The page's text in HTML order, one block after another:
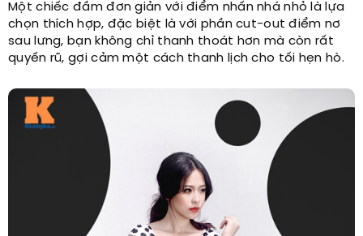
Một chiếc đầm đơn giản với điểm nhấn nhá nhỏ là lựa
chọn thích hợp, đặc biệt là với phần cut-out điểm nơ
sau lưng, bạn không chỉ thanh thoát hơn mà còn rất
quyến rũ, gợi cảm một cách thanh lịch cho tối hẹn hò.